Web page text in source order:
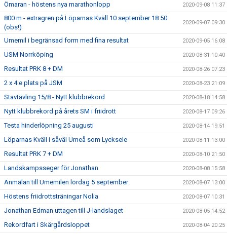
Ömaran - höstens nya marathonlopp 2020-09-08 11:37
800 m - extragren på Löparnas Kväll 10 september 18:50
(obs!)
2020-09-07 09:30
Umemil i begränsad form med fina resultat 2020-09-05 16:08
USM Norrköping 2020-08-31 10:40
Resultat PRK 8 + DM 2020-08-26 07:23
2 x 4:e plats på JSM 2020-08-23 21:09
Stavtävling 15/8 - Nytt klubbrekord 2020-08-18 14:58
Nytt klubbrekord på årets SM i friidrott 2020-08-17 09:26
Testa hinderlöpning 25 augusti 2020-08-14 19:51
Löparnas Kväll i såväl Umeå som Lycksele 2020-08-11 13:00
Resultat PRK 7 + DM 2020-08-10 21:50
Landskampsseger för Jonathan 2020-08-08 15:58
Anmälan till Umemilen lördag 5 september 2020-08-07 13:00
Höstens friidrottsträningar Nolia 2020-08-07 10:31
Jonathan Edman uttagen till J-landslaget 2020-08-05 14:52
Rekordfart i Skärgårdsloppet 2020-08-04 20:25